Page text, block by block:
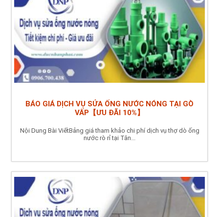
BÁO GIÁ DỊCH VỤ SỬA ỐNG NƯỚC NÓNG TẠI GÒ
VẤP【ƯU ĐÃI 10%】
Nội Dung Bài ViếtBảng giá tham khảo chi phí dịch vụ thợ dò ống
nước rò rỉ tại Tân...